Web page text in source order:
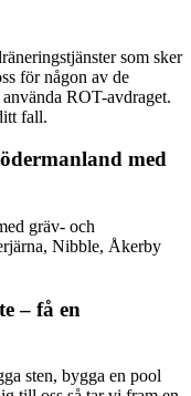
som sker
för någon av de
ROT-avdraget.
fall.
med
gräv- och
Nibble, Åkerby
– få en
sten, bygga en pool